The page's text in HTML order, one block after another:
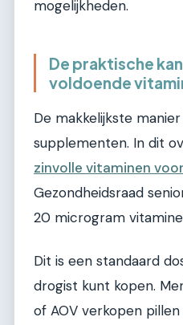
mogelijkheden.
De praktische
voldoende
De makkelijkste
supplementen. In dit
zinvolle vitaminen
Gezondheidsraad
20 microgram
Dit is een standaard
drogist kunt kopen.
of AOV verkopen